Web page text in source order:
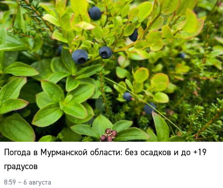
Погода в Мурманской области: без осадков и до +19
градусов
8:59 – 6 августа